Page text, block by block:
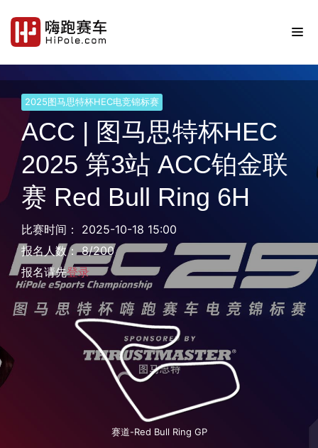
2025图马思特杯HEC电竞锦标赛
ACC | 图马思特杯HEC
2025 第3站 ACC铂金联
赛 Red Bull Ring 6H
比赛时间： 2025-10-18 15:00
报名人数： 8/200
报名请先登录
赛道-Red Bull Ring GP